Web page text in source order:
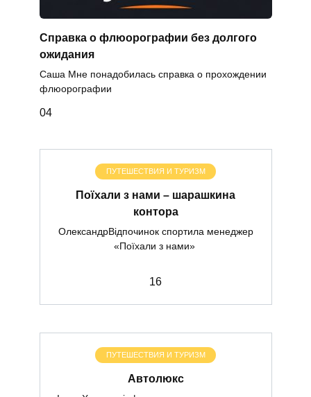
Справка о флюорографии без долгого
ожидания
Саша Мне понадобилась справка о прохождении
флюорографии
04
ПУТЕШЕСТВИЯ И ТУРИЗМ
Поїхали з нами – шарашкина
контора
ОлександрВідпочинок спортила менеджер
«Поїхали з нами»
16
ПУТЕШЕСТВИЯ И ТУРИЗМ
Автолюкс